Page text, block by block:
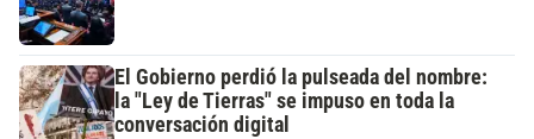
El Gobierno perdió la pulseada del nombre:
la "Ley de Tierras" se impuso en toda la
conversación digital